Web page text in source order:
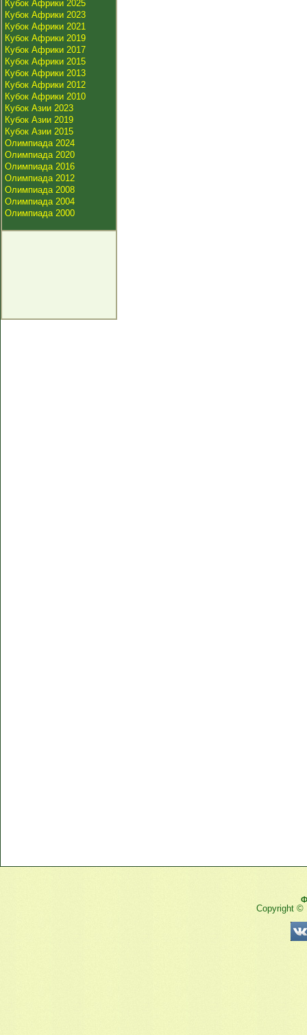
Кубок Африки 2025
Кубок Африки 2023
Кубок Африки 2021
Кубок Африки 2019
Кубок Африки 2017
Кубок Африки 2015
Кубок Африки 2013
Кубок Африки 2012
Кубок Африки 2010
Кубок Азии 2023
Кубок Азии 2019
Кубок Азии 2015
Олимпиада 2024
Олимпиада 2020
Олимпиада 2016
Олимпиада 2012
Олимпиада 2008
Олимпиада 2004
Олимпиада 2000
Copyright ©